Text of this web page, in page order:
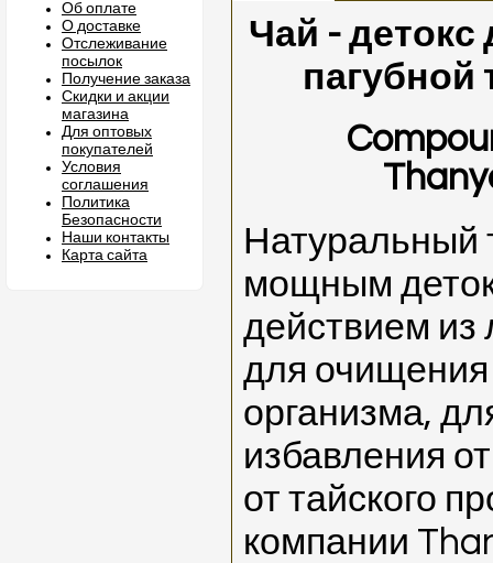
Об оплате
О доставке
Отслеживание
посылок
Получение заказа
Скидки и акции
магазина
Для оптовых
покупателей
Условия
соглашения
Политика
Безопасности
Наши контакты
Карта сайта
Чай - детокс
пагубной
Натуральный
мощным
действием из
для очищения
организма,
избавления
от тайского
компании